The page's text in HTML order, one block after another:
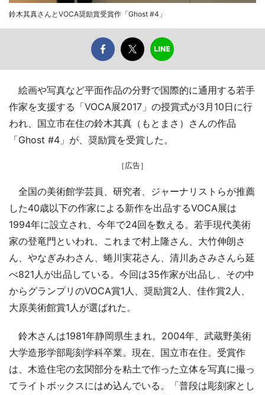
鈴木其真さんとVOCA奨励賞受賞作「Ghost #4」
絵画や写真など平面作品の分野で国際的に通用する若手
作家を支援する「VOCA展2017」の授賞式が3月10日に行
われ、国立市在住の鈴木其真（もとまさ）さんの作品
「Ghost #4」が、奨励賞を受賞した。
［広告］
全国の美術館学芸員、研究者、ジャーナリストらが推薦
した40歳以下の作家による新作を出品するVOCA展は
1994年に設立され、今年で24回を数える。若手現代美術
家の登竜門といわれ、これまで村上隆さん、大竹伸朗さ
ん、やなぎみわさん、蜷川実花さん、清川あさみさんら延
べ821人が出品している。今回は35作家が出品し、その中
からグランプリのVOCA賞1人、奨励賞2人、佳作賞2人、
大原美術館賞1人が選ばれた。
鈴木さんは1981年静岡県生まれ。2004年、武蔵野美術
大学造形学部彫刻学科卒業。現在、国立市在住。受賞作
は、木造住宅の玄関部分を粘土で作った立体を写真に撮っ
てライトボックスにはめ込んでいる。「普段は彫刻家とし